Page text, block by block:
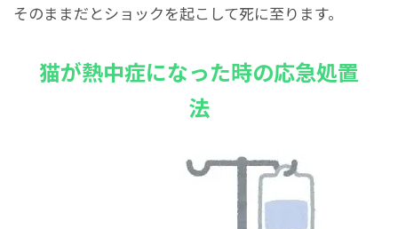
そのままだとショックを起こして死に至ります。
猫が熱中症になった時の応急処置
法